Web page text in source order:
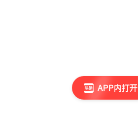
APP内打开